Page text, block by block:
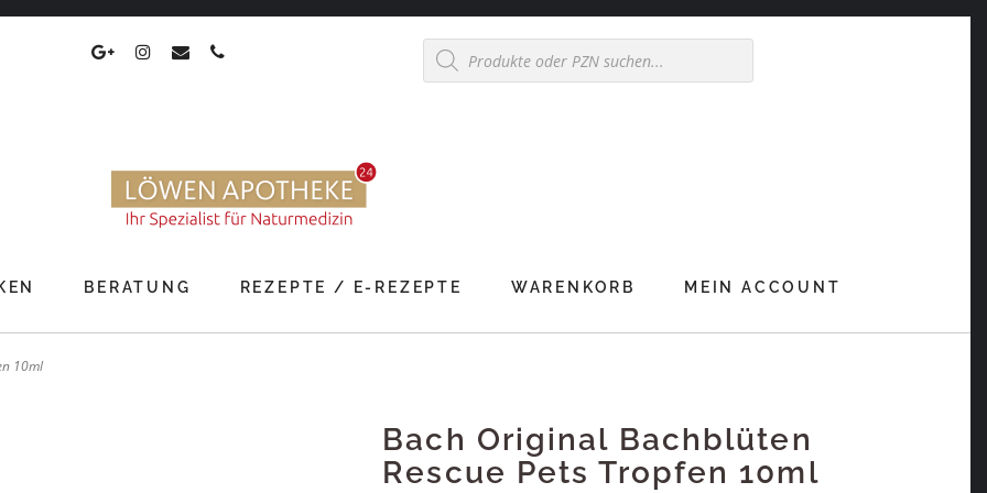
Products
search
BERATUNG REZEPTE / E-REZEPTE WARENKORB MEIN ACCOUNT
10ml
Bach Original Bachblüten
Rescue Pets Tropfen 10ml